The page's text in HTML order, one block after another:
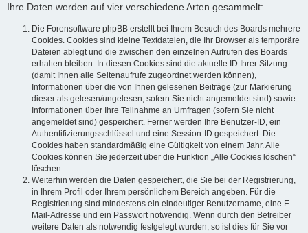
Ihre Daten werden auf vier verschiedene Arten gesammelt:
Die Forensoftware phpBB erstellt bei Ihrem Besuch des Boards mehrere
Cookies. Cookies sind kleine Textdateien, die Ihr Browser als temporäre
Dateien ablegt und die zwischen den einzelnen Aufrufen des Boards
erhalten bleiben. In diesen Cookies sind die aktuelle ID Ihrer Sitzung
(damit Ihnen alle Seitenaufrufe zugeordnet werden können),
Informationen über die von Ihnen gelesenen Beiträge (zur Markierung
dieser als gelesen/ungelesen; sofern Sie nicht angemeldet sind) sowie
Informationen über Ihre Teilnahme an Umfragen (sofern Sie nicht
angemeldet sind) gespeichert. Ferner werden Ihre Benutzer-ID, ein
Authentifizierungsschlüssel und eine Session-ID gespeichert. Die
Cookies haben standardmäßig eine Gültigkeit von einem Jahr. Alle
Cookies können Sie jederzeit über die Funktion „Alle Cookies löschen“
löschen.
Weiterhin werden die Daten gespeichert, die Sie bei der Registrierung,
in Ihrem Profil oder Ihrem persönlichem Bereich angeben. Für die
Registrierung sind mindestens ein eindeutiger Benutzername, eine E-
Mail-Adresse und ein Passwort notwendig. Wenn durch den Betreiber
weitere Daten als notwendig festgelegt wurden, so ist dies für Sie vor